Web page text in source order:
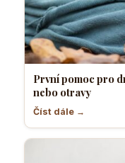
První pomoc pro
nebo otravy
Číst dále →